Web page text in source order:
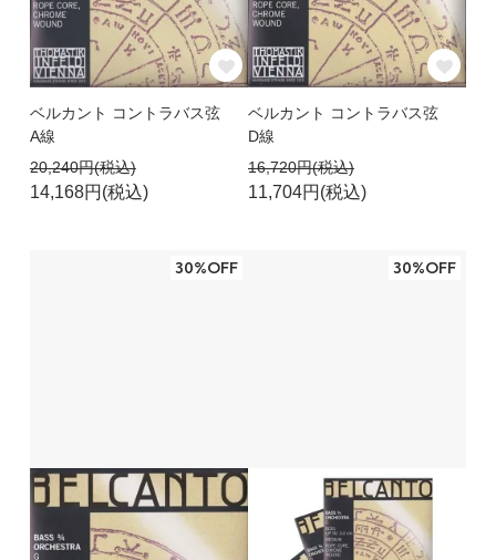
ベルカント コントラバス弦
A線
20,240円(税込)
14,168円(税込)
ベルカント コントラバス弦
D線
16,720円(税込)
11,704円(税込)
30%OFF 30%OFF